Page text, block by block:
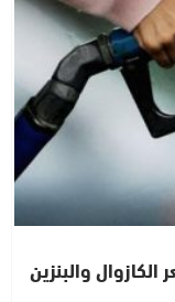
والبنزين